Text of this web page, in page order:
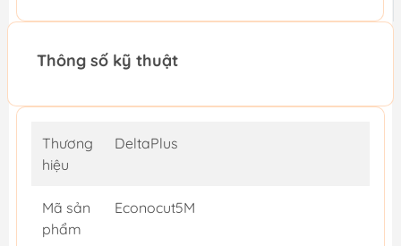
Thông số kỹ thuật
Thương
hiệu
DeltaPlus
Mã sản
phẩm
Econocut5M